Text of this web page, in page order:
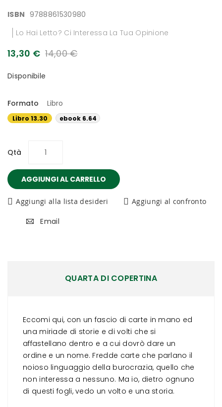
ISBN 9788861530980
Lo Hai Letto? Ci Interessa La Tua Opinione
13,30 € 14,00 €
Disponibile
Formato Libro
Libro 13.30
ebook 6.64
Qtà
AGGIUNGI AL CARRELLO
Aggiungi alla lista desideri Aggiungi al confronto
Email
QUARTA DI COPERTINA
Eccomi qui, con un fascio di carte in mano ed
una miriade di storie e di volti che si
affastellano dentro e a cui dovrò dare un
ordine e un nome. Fredde carte che parlano il
noioso linguaggio della burocrazia, quello che
non interessa a nessuno. Ma io, dietro ognuno
di questi fogli, vedo un volto e una storia.